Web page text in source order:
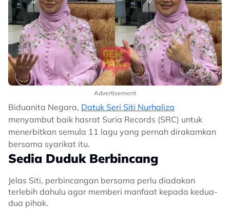
Advertisement
Biduanita Negara, Datuk Seri Siti Nurhaliza
menyambut baik hasrat Suria Records (SRC) untuk
menerbitkan semula 11 lagu yang pernah dirakamkan
bersama syarikat itu.
Sedia Duduk Berbincang
Jelas Siti, perbincangan bersama perlu diadakan
terlebih dahulu agar memberi manfaat kepada kedua-
dua pihak.